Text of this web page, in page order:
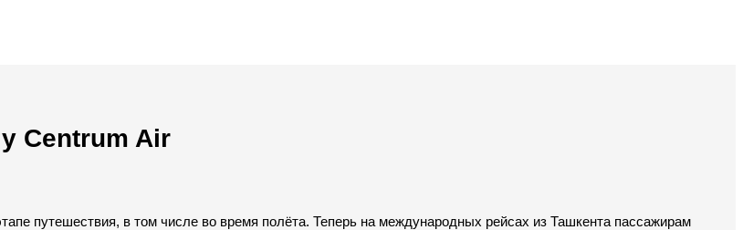
Centrum Air
путешествия, в том числе во время полёта. Теперь на международных рейсах из Ташкента пассажирам